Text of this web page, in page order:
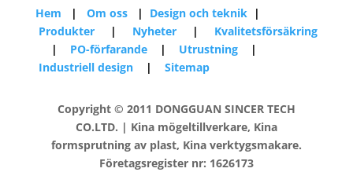
Hem | Om oss | Design och teknik|
Produkter
| Nyheter| Kvalitetsförsäkring
| PO-förfarande| Utrustning
|
Industriell design
| Sitemap
Copyright © 2011 DONGGUAN SINCER TECH
CO.LTD. | Kina mögeltillverkare, Kina
formsprutning av plast, Kina verktygsmakare.
Företagsregister nr: 1626173